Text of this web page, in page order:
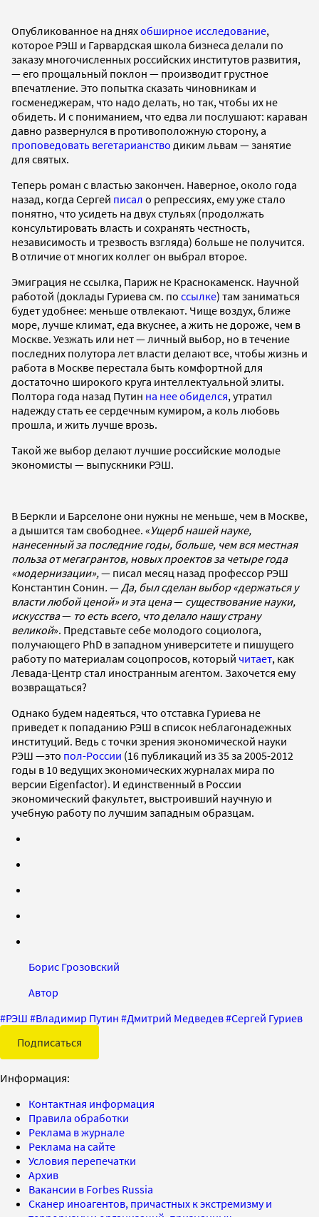
Опубликованное на дняхобширное исследование,
которое РЭШ и Гарвардская школа бизнеса делали по
заказу многочисленных российских институтов развития,
— его прощальный поклон — производит грустное
впечатление. Это попытка сказать чиновникам и
госменеджерам, что надо делать, но так, чтобы их не
обидеть. И с пониманием, что едва ли послушают: караван
давно развернулся в противоположную сторону, а
проповедовать вегетарианство диким львам — занятие
для святых.
Теперь роман с властью закончен. Наверное, около года
назад, когда Сергей писал о репрессиях, ему уже стало
понятно, что усидеть на двух стульях (продолжать
консультировать власть и сохранять честность,
независимость и трезвость взгляда) больше не получится.
В отличие от многих коллег он выбрал второе.
Эмиграция не ссылка, Париж не Краснокаменск. Научной
работой (доклады Гуриева см. по ссылке) там заниматься
будет удобнее: меньше отвлекают. Чище воздух, ближе
море, лучше климат, еда вкуснее, а жить не дороже, чем в
Москве. Уезжать или нет — личный выбор, но в течение
последних полутора лет власти делают все, чтобы жизнь и
работа в Москве перестала быть комфортной для
достаточно широкого круга интеллектуальной элиты.
Полтора года назад Путин на нее обиделся, утратил
надежду стать ее сердечным кумиром, а коль любовь
прошла, и жить лучше врозь.
Такой же выбор делают лучшие российские молодые
экономисты — выпускники РЭШ.
В Беркли и Барселоне они нужны не меньше, чем в Москве,
а дышится там свободнее. «Ущерб нашей науке,
нанесенный за последние годы, больше, чем вся местная
польза от мегагрантов, новых проектов за четыре года
«модернизации»,— писал месяц назад профессор РЭШ
Константин Сонин. — Да, был сделан выбор «держаться у
власти любой ценой» и эта цена— существование науки,
искусства— то есть всего, что делало нашу страну
великой». Представьте себе молодого социолога,
получающего PhD в западном университете и пишущего
работу по материалам соцопросов, который читает, как
Левада-Центр стал иностранным агентом. Захочется ему
возвращаться?
Однако будем надеяться, что отставка Гуриева не
приведет к попаданию РЭШ в список неблагонадежных
институций. Ведь с точки зрения экономической науки
РЭШ —это пол-России (16 публикаций из 35 за 2005-2012
годы в 10 ведущих экономических журналах мира по
версии Eigenfactor). И единственный в России
экономический факультет, выстроивший научную и
учебную работу по лучшим западным образцам.
Борис Грозовский
Автор
#РЭШ #Владимир Путин #Дмитрий Медведев#Сергей Гуриев
Подписаться
Информация:
Контактная информация
Правила обработки
Реклама в журнале
Реклама на сайте
Условия перепечатки
Архив
Вакансии в Forbes Russia
Сканер иноагентов, причастных к экстремизму и